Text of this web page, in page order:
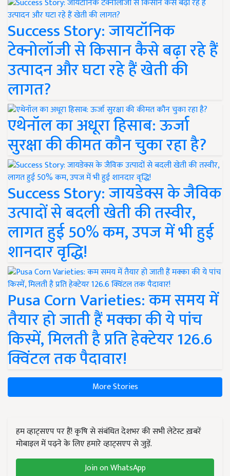
Success Story: जायटॉनिक
टेक्नोलॉजी से किसान कैसे बढ़ा रहे हैं
उत्पादन और घटा रहे हैं खेती की
लागत?
एथेनॉल का अधूरा हिसाब: ऊर्जा
सुरक्षा की कीमत कौन चुका रहा है?
Success Story: जायडेक्स के जैविक
उत्पादों से बदली खेती की तस्वीर,
लागत हुई 50% कम, उपज में भी हुई
शानदार वृद्धि!
Pusa Corn Varieties: कम समय में
तैयार हो जाती हैं मक्का की ये पांच
किस्में, मिलती है प्रति हेक्टेयर 126.6
क्विंटल तक पैदावार!
More Stories
हम व्हाट्सएप पर हैं! कृषि से संबंधित देशभर की सभी लेटेस्ट ख़बरें
मोबाइल में पढ़ने के लिए हमारे व्हाट्सएप से जुड़ें.
Join on WhatsApp